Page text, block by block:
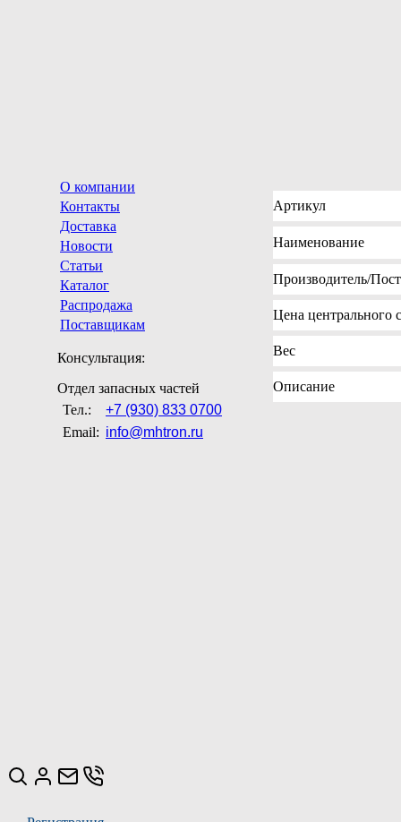
О компании
Контакты
Доставка
Новости
Статьи
Каталог
Распродажа
Поставщикам
Консультация:
Отдел запасных частей
Тел.:
+7 (930) 833 0700
Email: info@mhtron.ru
Артикул
Наименование
Производитель/
Цена центрального
Вес
Описание